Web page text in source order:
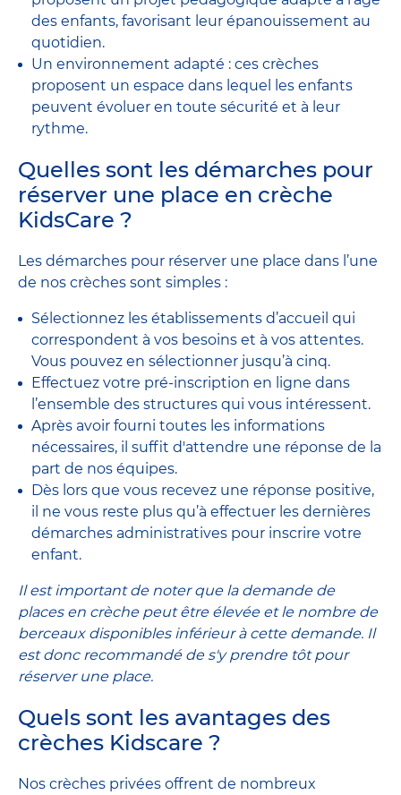
des enfants, favorisant leur épanouissement au
quotidien.
Un environnement adapté : ces crèches
proposent un espace dans lequel les enfants
peuvent évoluer en toute sécurité et à leur
rythme.
Quelles sont les démarches pour
réserver une place en crèche
KidsCare ?
Les démarches pour réserver une place dans l’une
de nos crèches sont simples :
Sélectionnez les établissements d’accueil qui
correspondent à vos besoins et à vos attentes.
Vous pouvez en sélectionner jusqu’à cinq.
Effectuez votre pré-inscription en ligne dans
l’ensemble des structures qui vous intéressent.
Après avoir fourni toutes les informations
nécessaires, il suffit d'attendre une réponse de la
part de nos équipes.
Dès lors que vous recevez une réponse positive,
il ne vous reste plus qu’à effectuer les dernières
démarches administratives pour inscrire votre
enfant.
Il est important de noter que la demande de
places en crèche peut être élevée et le nombre de
berceaux disponibles inférieur à cette demande. Il
est donc recommandé de s'y prendre tôt pour
réserver une place.
Quels sont les avantages des
crèches Kidscare ?
Nos crèches privées offrent de nombreux